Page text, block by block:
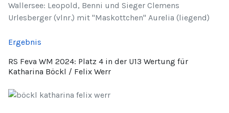
Wallersee: Leopold, Benni und Sieger Clemens
Urlesberger (vlnr.) mit "Maskottchen" Aurelia (liegend)
Ergebnis
RS Feva WM 2024: Platz 4 in der U13 Wertung für
Katharina Böckl / Felix Werr